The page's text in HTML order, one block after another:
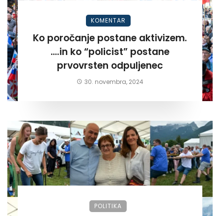
KOMENTAR
Ko poročanje postane aktivizem.
….in ko “policist” postane
prvovrsten odpuljenec
30. novembra, 2024
POLITIKA